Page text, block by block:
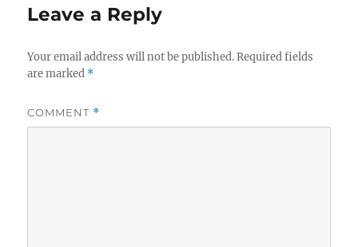
Leave a Reply
Your email address will not be published. Required fields
are marked *
COMMENT *